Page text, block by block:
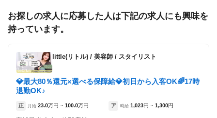
「アルバイト・パート」を募集している店舗
正社員
アルバイト・
パート
お探しの求人に応募した人は下記の求人にも興味を
持っています。
little(リトル) / 美容師 / スタイリスト
💎最大80％還元×選べる保障給💎初日から入客OK🌈17時
退勤OK♪
正 月給 23.0万円 ~ 100.0万円 ア 時給 1,023円 ~ 1,300円